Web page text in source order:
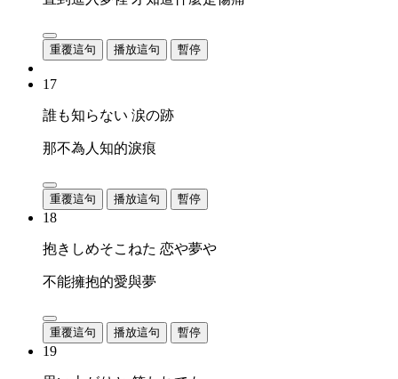
重覆這句 播放這句 暫停
17
誰も知らない 涙の跡
那不為人知的淚痕
重覆這句 播放這句 暫停
18
抱きしめそこねた 恋や夢や
不能擁抱的愛與夢
重覆這句 播放這句 暫停
19